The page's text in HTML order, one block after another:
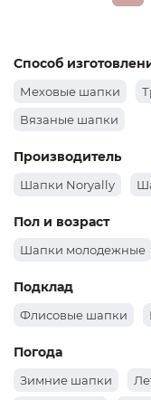
Способ
Меховые шапки
Вязаные шапки
Производитель
Шапки Noryally
Пол и возраст
Шапки молодежные
Подклад
Флисовые шапки
Погода
Зимние шапки